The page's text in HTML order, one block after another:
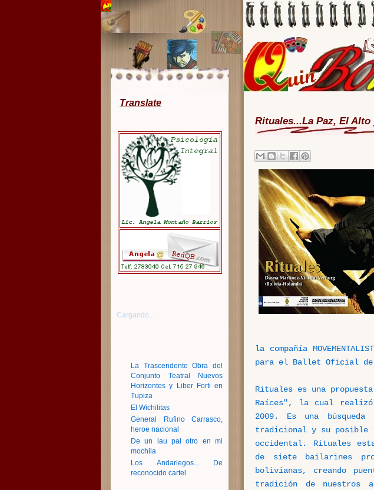
Translate
Cargando...
La Trascendente Obra del
Conjunto Teatral Nuevos
Horizontes y Liber Forti en
Tupiza
El Wichilitas
General Rufino Carrasco,
heroe nacional
De un lau pal otro en mi
mochila
Los Andariegos... De
reconocido cartel
Rituales...La Paz, El Alto
la compañía
para el Ballet Oficial
Rituales es una
Raíces", la cual realizó
2009. Es una
tradicional y su posible
occidental. Rituales
de siete bailarines
bolivianas, creando
tradición de nuestros